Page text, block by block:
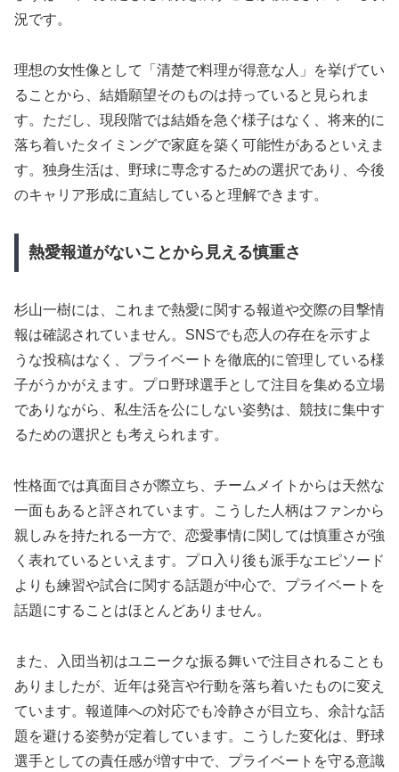
況です。
理想の女性像として「清楚で料理が得意な人」を挙げてい
ることから、結婚願望そのものは持っていると見られま
す。ただし、現段階では結婚を急ぐ様子はなく、将来的に
落ち着いたタイミングで家庭を築く可能性があるといえま
す。独身生活は、野球に専念するための選択であり、今後
のキャリア形成に直結していると理解できます。
熱愛報道がないことから見える慎重さ
杉山一樹には、これまで熱愛に関する報道や交際の目撃情
報は確認されていません。SNSでも恋人の存在を示すよ
うな投稿はなく、プライベートを徹底的に管理している様
子がうかがえます。プロ野球選手として注目を集める立場
でありながら、私生活を公にしない姿勢は、競技に集中す
るための選択とも考えられます。
性格面では真面目さが際立ち、チームメイトからは天然な
一面もあると評されています。こうした人柄はファンから
親しみを持たれる一方で、恋愛事情に関しては慎重さが強
く表れているといえます。プロ入り後も派手なエピソード
よりも練習や試合に関する話題が中心で、プライベートを
話題にすることはほとんどありません。
また、入団当初はユニークな振る舞いで注目されることも
ありましたが、近年は発言や行動を落ち着いたものに変え
ています。報道陣への対応でも冷静さが目立ち、余計な話
題を避ける姿勢が定着しています。こうした変化は、野球
選手としての責任感が増す中で、プライベートを守る意識